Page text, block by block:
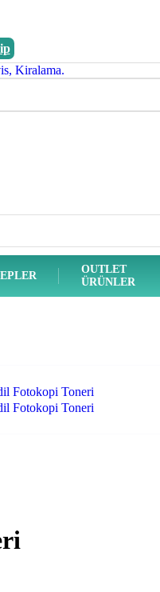
OUTLET
ÜRÜNLER